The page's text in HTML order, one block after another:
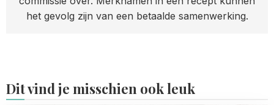
het gevolg zijn van een betaalde samenwerking.
Dit vind je misschien ook leuk